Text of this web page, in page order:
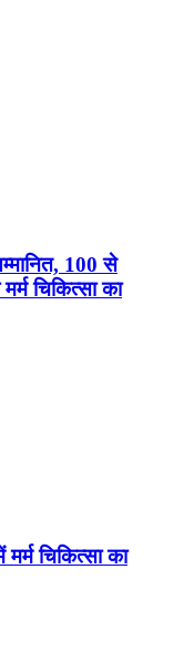
100 से
चिकित्सा का
चिकित्सा का